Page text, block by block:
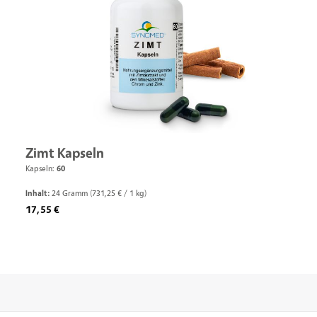
Zimt Kapseln
Kapseln: 60
Inhalt: 24 Gramm (731,25 € / 1 kg)
Regulärer Preis:
17,55 €